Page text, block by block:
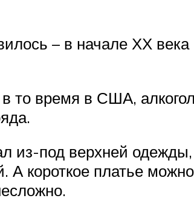
– в начале ХХ
то время в США,
из-под верхней
короткое платье